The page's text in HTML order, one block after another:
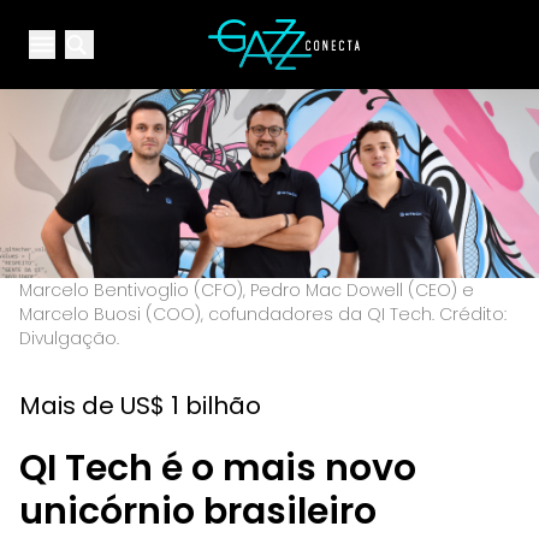
Open main menuYour Company
Marcelo Bentivoglio (CFO), Pedro Mac Dowell (CEO) e
Marcelo Buosi (COO), cofundadores da QI Tech. Crédito:
Divulgação.
Mais de US$ 1 bilhão
QI Tech é o mais novo
unicórnio brasileiro